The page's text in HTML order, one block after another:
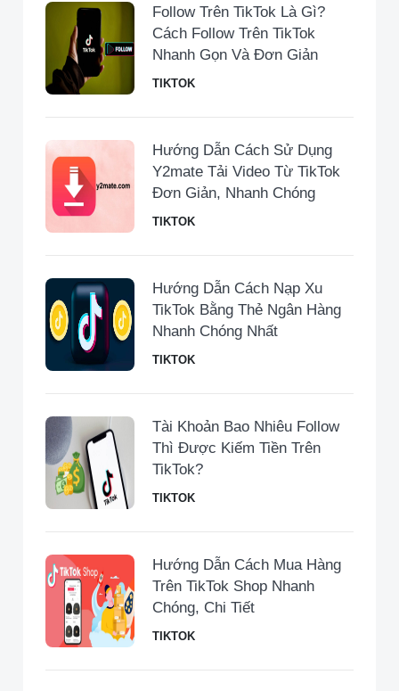
Follow Trên TikTok Là Gì?
Cách Follow Trên TikTok
Nhanh Gọn Và Đơn Giản
TIKTOK
Hướng Dẫn Cách Sử Dụng
Y2mate Tải Video Từ TikTok
Đơn Giản, Nhanh Chóng
TIKTOK
Hướng Dẫn Cách Nạp Xu
TikTok Bằng Thẻ Ngân Hàng
Nhanh Chóng Nhất
TIKTOK
Tài Khoản Bao Nhiêu Follow
Thì Được Kiếm Tiền Trên
TikTok?
TIKTOK
Hướng Dẫn Cách Mua Hàng
Trên TikTok Shop Nhanh
Chóng, Chi Tiết
TIKTOK